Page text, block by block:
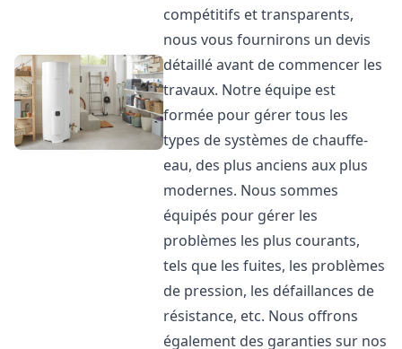
compétitifs et transparents,
nous vous fournirons un devis
détaillé avant de commencer les
travaux. Notre équipe est
formée pour gérer tous les
types de systèmes de chauffe-
eau, des plus anciens aux plus
modernes. Nous sommes
équipés pour gérer les
problèmes les plus courants,
tels que les fuites, les problèmes
de pression, les défaillances de
résistance, etc. Nous offrons
également des garanties sur nos